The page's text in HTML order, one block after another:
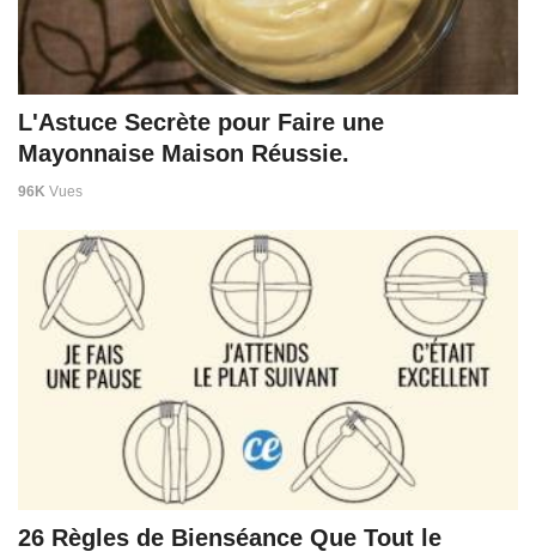
L'Astuce Secrète pour Faire une
Mayonnaise Maison Réussie.
96K Vues
26 Règles de Bienséance Que Tout le